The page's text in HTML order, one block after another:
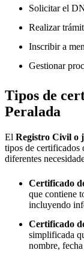
Solicitar el
Realizar
Inscribir a
Gestionar
Tipos de
Peralada
El Registro Civil o
tipos de certificados
diferentes
Certificado
que contiene
incluyendo
Certificado
simplificada
nombre,